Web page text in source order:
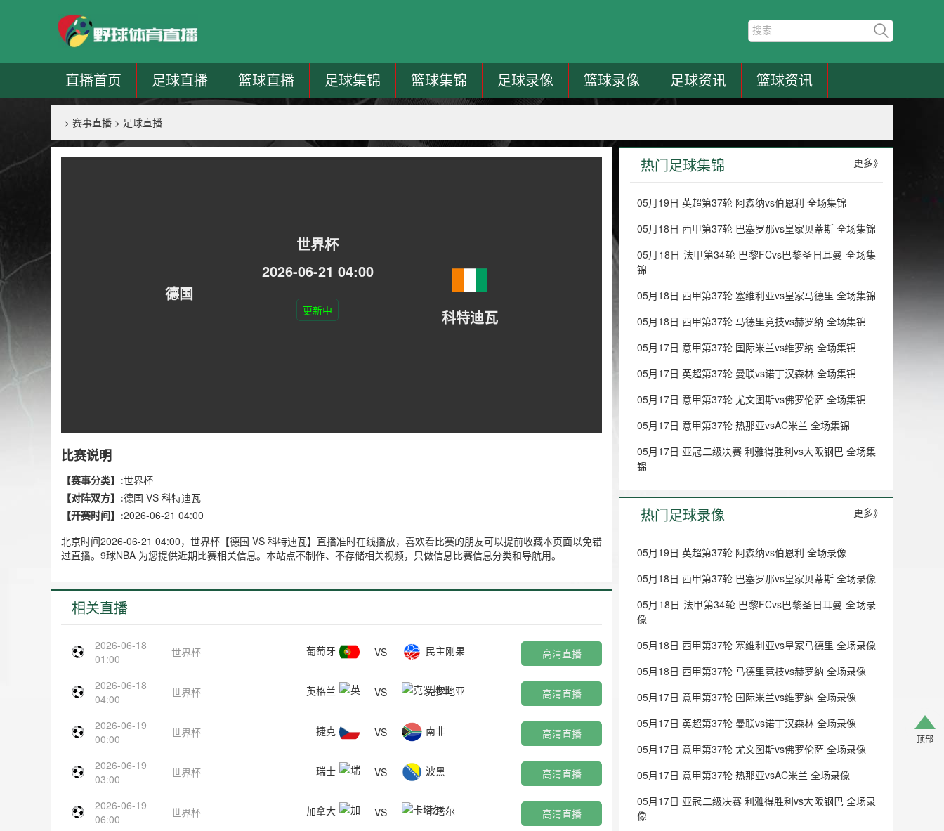
直播首页 足球直播 篮球直播 足球集锦 篮球集锦 足球录像 篮球录像 足球资讯 篮球资讯
> 赛事直播 > 足球直播
德国
世界杯
2026-06-21 04:00
更新中 科特迪瓦
比赛说明
【赛事分类】:世界杯
【对阵双方】:德国 VS 科特迪瓦
【开赛时间】:2026-06-21 04:00
北京时间2026-06-21 04:00，世界杯【德国 VS 科特迪瓦】直播准时在线播放，喜欢看比赛的朋友可以提前收藏本页面以免错
过直播。9球NBA 为您提供近期比赛相关信息。本站点不制作、不存储相关视频，只做信息比赛信息分类和导航用。
相关直播
2026-06-18
01:00
世界杯 葡萄牙 VS 民主刚果 高清直播
2026-06-18
04:00
世界杯 英格兰 VS 克罗地亚 高清直播
2026-06-19
00:00
世界杯 捷克 VS 南非 高清直播
2026-06-19
03:00
世界杯 瑞士 VS 波黑 高清直播
2026-06-19
06:00
世界杯 加拿大 VS 卡塔尔 高清直播
热门足球集锦 更多》
05月19日 英超第37轮 阿森纳vs伯恩利 全场集锦
05月18日 西甲第37轮 巴塞罗那vs皇家贝蒂斯 全场集锦
05月18日 法甲第34轮 巴黎FCvs巴黎圣日耳曼 全场集
锦
05月18日 西甲第37轮 塞维利亚vs皇家马德里 全场集锦
05月18日 西甲第37轮 马德里竞技vs赫罗纳 全场集锦
05月17日 意甲第37轮 国际米兰vs维罗纳 全场集锦
05月17日 英超第37轮 曼联vs诺丁汉森林 全场集锦
05月17日 意甲第37轮 尤文图斯vs佛罗伦萨 全场集锦
05月17日 意甲第37轮 热那亚vsAC米兰 全场集锦
05月17日 亚冠二级决赛 利雅得胜利vs大阪钢巴 全场集
锦
热门足球录像 更多》
05月19日 英超第37轮 阿森纳vs伯恩利 全场录像
05月18日 西甲第37轮 巴塞罗那vs皇家贝蒂斯 全场录像
05月18日 法甲第34轮 巴黎FCvs巴黎圣日耳曼 全场录
像
05月18日 西甲第37轮 塞维利亚vs皇家马德里 全场录像
05月18日 西甲第37轮 马德里竞技vs赫罗纳 全场录像
05月17日 意甲第37轮 国际米兰vs维罗纳 全场录像
05月17日 英超第37轮 曼联vs诺丁汉森林 全场录像
05月17日 意甲第37轮 尤文图斯vs佛罗伦萨 全场录像
05月17日 意甲第37轮 热那亚vsAC米兰 全场录像
05月17日 亚冠二级决赛 利雅得胜利vs大阪钢巴 全场录
像
顶部